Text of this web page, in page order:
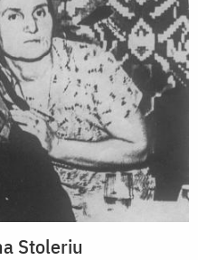
Stoleriu